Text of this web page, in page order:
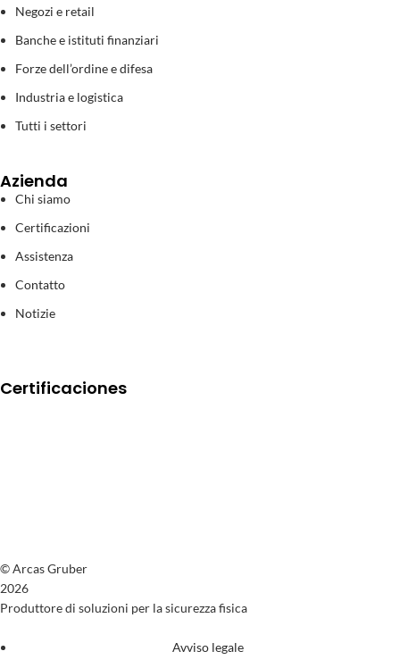
Negozi e retail
Banche e istituti finanziari
Forze dell’ordine e difesa
Industria e logistica
Tutti i settori
Azienda
Chi siamo
Certificazioni
Assistenza
Contatto
Notizie
Certificaciones
© Arcas Gruber
2026
Produttore di soluzioni per la sicurezza fisica
Avviso legale